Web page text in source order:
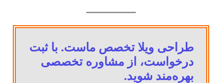
طراحی ویلا تخصص ماست. با ثبت
درخواست، از مشاوره تخصصی
بهره‌مند شوید.